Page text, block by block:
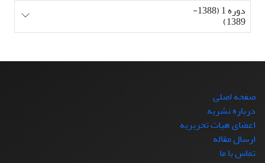
دوره 1 (1388-
1389)
صفحه اصلی
درباره نشریه
اعضای هیات تحریریه
ارسال مقاله
تماس با ما